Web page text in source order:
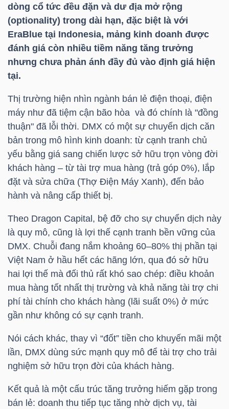
dòng cổ tức đều đặn và dư địa mở rộng
(optionality) trong dài hạn, đặc biệt là với
EraBlue tại Indonesia, mảng kinh doanh được
đánh giá còn nhiều tiềm năng tăng trưởng
nhưng chưa phản ánh đầy đủ vào định giá hiện
tại.
Thị trường hiện nhìn ngành bán lẻ điện thoại, điện
máy như đã tiệm cận bão hòa và đó chính là "đồng
thuận" đã lỗi thời. DMX có một sự chuyển dịch căn
bản trong mô hình kinh doanh: từ cạnh tranh chủ
yếu bằng giá sang chiến lược sở hữu trọn vòng đời
khách hàng – từ tài trợ mua hàng (trả góp 0%), lắp
đặt và sửa chữa (Thợ Điện Máy Xanh), đến bảo
hành và nâng cấp thiết bị.
Theo Dragon Capital, bệ đỡ cho sự chuyển dịch này
là quy mô, cũng là lợi thế cạnh tranh bền vững của
DMX. Chuỗi đang nắm khoảng 60–80% thị phần tại
Việt Nam ở hầu hết các hãng lớn, qua đó sở hữu
hai lợi thế mà đối thủ rất khó sao chép: điều khoản
mua hàng tốt nhất thị trường và khả năng tài trợ chi
phí tài chính cho khách hàng (lãi suất 0%) ở mức
gần như không có sự cạnh tranh.
Nói cách khác, thay vì “đốt” tiền cho khuyến mãi một
lần, DMX dùng sức mạnh quy mô để tài trợ cho trải
nghiệm sở hữu trọn đời của khách hàng.
Kết quả là một cấu trúc tăng trưởng hiếm gặp trong
bán lẻ: doanh thu tiếp tục tăng nhờ dịch vụ, tài
VIETSTOCKFINANCE
NGÀNH
DOANH
NGHIỆP
CỔ
PHIẾU
PHÁI
SINH
TRÁI